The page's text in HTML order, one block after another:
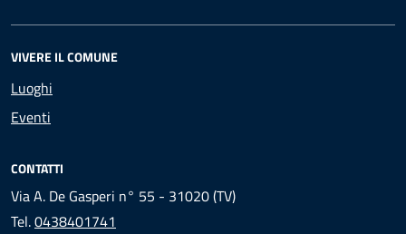
VIVERE IL COMUNE
Luoghi
Eventi
CONTATTI
Via A. De Gasperi n° 55 - 31020 (TV)
Tel.0438401741